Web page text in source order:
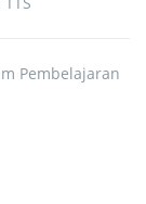
Pembelajaran